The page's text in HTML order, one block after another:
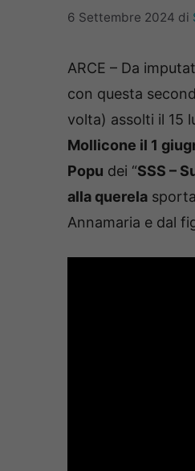
6 Settembre 2024 di
ARCE – Da
con questa
volta) assolti il 15
Mollicone il 1
Popu dei “SSS –
alla querela
Annamaria e dal